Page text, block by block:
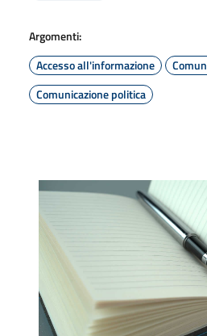
Argomenti:
Accesso all'informazione
Comunicazione politica